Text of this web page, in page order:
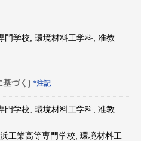
門学校, 環境材料工学科, 准教
基づく) *注記
門学校, 環境材料工学科, 准教
工業高等専門学校, 環境材料工